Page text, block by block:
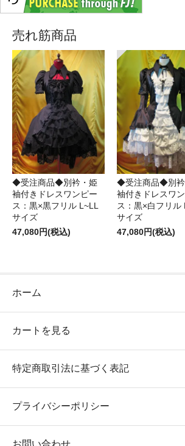
売れ筋商品
◆受注商品◆別衿・姫
袖付きドレスワンピー
ス：黒×黒フリル L~LL
サイズ
47,080円(税込)
◆受注商品◆別
袖付きドレスワ
ス：黒×白フリル
サイズ
47,080円(税込)
ホーム
カートを見る
特定商取引法に基づく表記
プライバシーポリシー